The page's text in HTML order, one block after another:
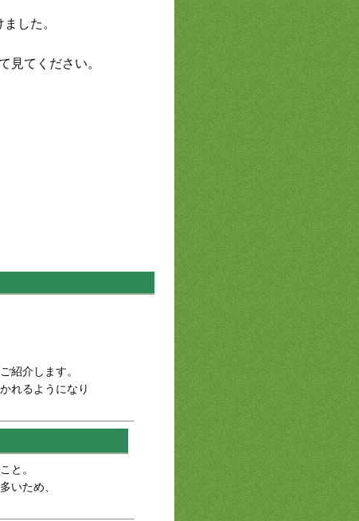
した。
見てください。
紹介します。
れるようになり
と。
いため、